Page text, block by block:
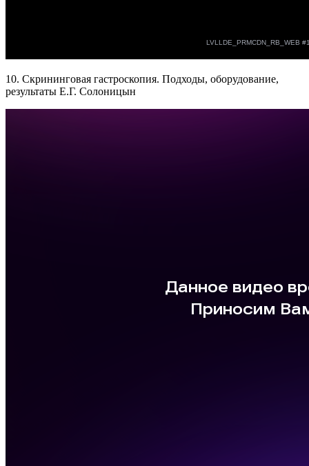
10. Скрининговая гастроскопия. Подходы, оборудование,
результаты Е.Г. Солоницын